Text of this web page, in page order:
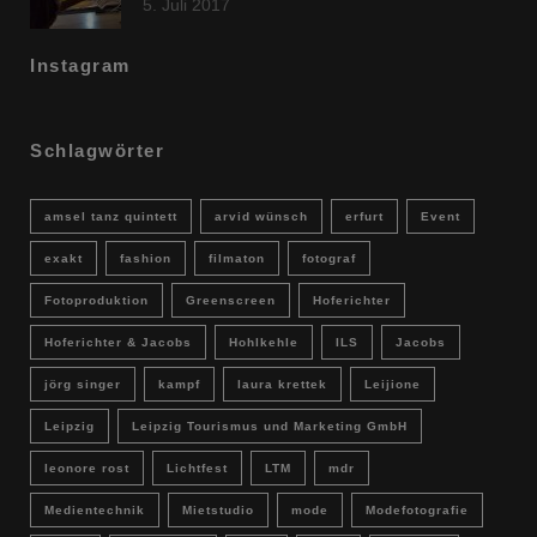
5. Juli 2017
Instagram
Schlagwörter
amsel tanz quintett arvid wünsch erfurt Event
exakt fashion filmaton fotograf
Fotoproduktion Greenscreen Hoferichter
Hoferichter & Jacobs Hohlkehle ILS Jacobs
jörg singer kampf laura krettek Leijione
Leipzig Leipzig Tourismus und Marketing GmbH
leonore rost Lichtfest LTM mdr
Medientechnik Mietstudio mode Modefotografie